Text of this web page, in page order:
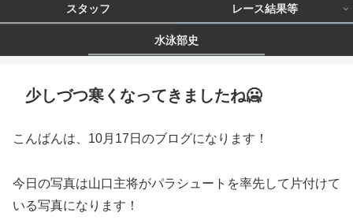
スタッフ レース結果等
水泳部史
少しづつ寒くなってきましたね🥶
こんばんは、10月17日のブログになります！
今日の写真は山口主将がパラシュートを率先して片付けて
いる写真になります！